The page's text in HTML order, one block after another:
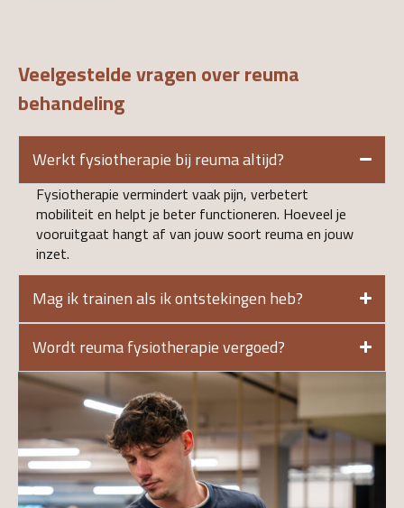
Veelgestelde vragen over reuma
behandeling
Werkt fysiotherapie bij reuma altijd?
Fysiotherapie vermindert vaak pijn, verbetert
mobiliteit en helpt je beter functioneren. Hoeveel je
vooruitgaat hangt af van jouw soort reuma en jouw
inzet.
Mag ik trainen als ik ontstekingen heb?
Wordt reuma fysiotherapie vergoed?